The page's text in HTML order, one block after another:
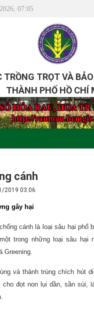
07:05
TRỒNG TRỌT VÀ
THÀNH PHỐ HỒ CHÍ
cánh
2019 03:06
gây hại
cánh là loại sâu hại phổ
trong những loại sâu hại
Greening.
và thành trùng chích hút
cho đọt non lụi dần, sần sùi,